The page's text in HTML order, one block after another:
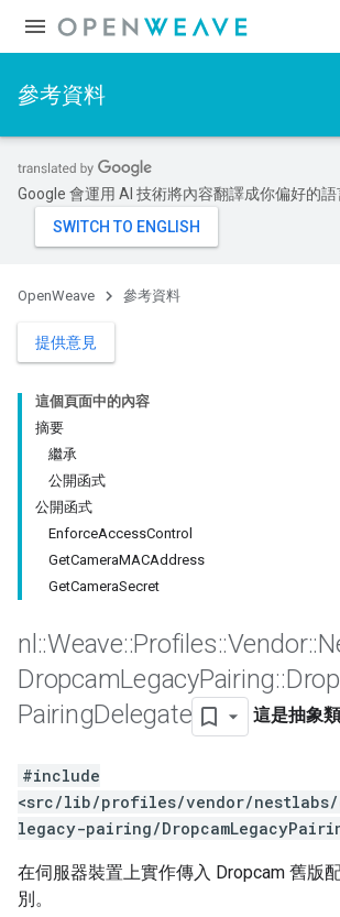
參考資料
Google 會運用 AI 技術將內容翻譯成你偏好的語
OpenWeave 參考資料
提供意見
這個頁面中的內容
摘要
繼承
公開函式
公開函式
EnforceAccessControl
GetCameraMACAddress
GetCameraSecret
nl ::Weave::Profiles::Vendor::
DropcamLegacyPairing::
PairingDelegate 這是抽象類
#include
<src/lib/profiles/vendor/nestlabs/
legacy-pairing/
在伺服器裝置上實作傳入 Dropcam 舊版
別。